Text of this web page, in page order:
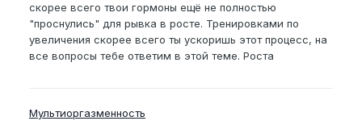
скорее всего твои гормоны ещё не полностью
"проснулись" для рывка в росте. Тренировками по
увеличения скорее всего ты ускоришь этот процесс, на
все вопросы тебе ответим в этой теме. Роста
Мультиоргазменность